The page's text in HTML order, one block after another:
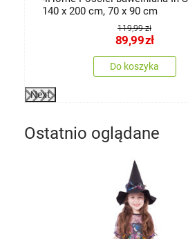
140 x 200 cm, 70 x 90 cm
119,99 zł
89,99zł
Do koszyka
Next
Ostatnio oglądane